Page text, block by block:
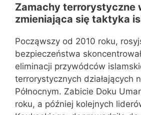
Zamachy terrorystyczne
zmieniająca się taktyka
Począwszy od 2010 roku,
bezpieczeństwa
eliminacji przywódców
terrorystycznych działających
Północnym. Zabicie Doku
roku, a później kolejnych